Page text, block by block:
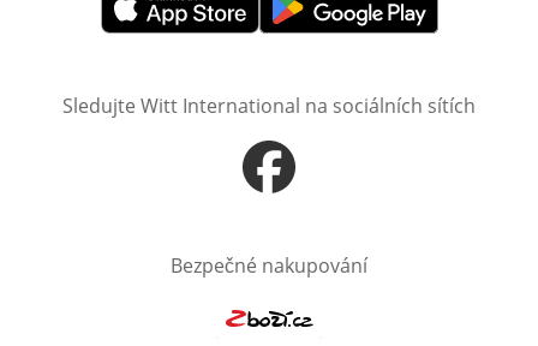
Otevře v novém okněOtevře v novém okně
Sledujte Witt International na sociálních sítích
Otevře v novém okně
Bezpečné nakupování